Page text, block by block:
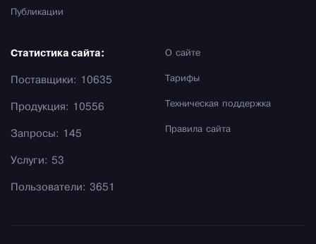
Публикации
О сайте
Тарифы
Техническая поддержка
Правила сайта
Статистика сайта:
Поставщики: 10635
Продукция: 10556
Запросы: 145
Услуги: 53
Пользователи: 3651